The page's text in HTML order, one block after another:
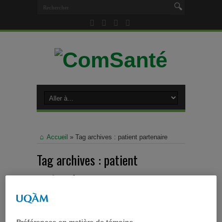
Accueil » Tag archives : patient partenaire
Tag archives : patient
partenaire